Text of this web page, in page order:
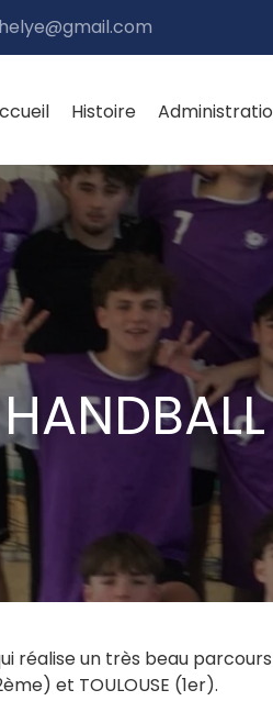
Histoire
réalise un très beau
et TOULOUSE (1er).